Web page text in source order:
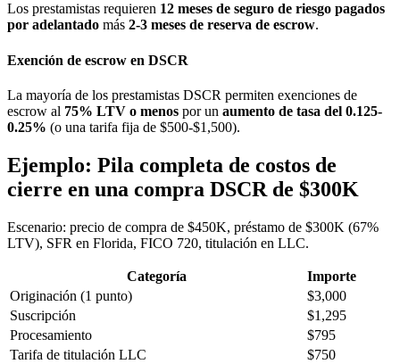
Los prestamistas requieren 12 meses de seguro de riesgo pagados
por adelantado más 2-3 meses de reserva de escrow.
Exención de escrow en DSCR
La mayoría de los prestamistas DSCR permiten exenciones de
escrow al 75% LTV o menos por un aumento de tasa del 0.125-
0.25% (o una tarifa fija de $500-$1,500).
Ejemplo: Pila completa de costos de
cierre en una compra DSCR de $300K
Escenario: precio de compra de $450K, préstamo de $300K (67%
LTV), SFR en Florida, FICO 720, titulación en LLC.
Categoría
Importe
Originación (1 punto)
$3,000
Suscripción
$1,295
Procesamiento
$795
Tarifa de titulación LLC
$750